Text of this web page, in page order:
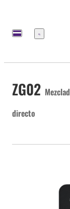
Menú
ZG02
directo